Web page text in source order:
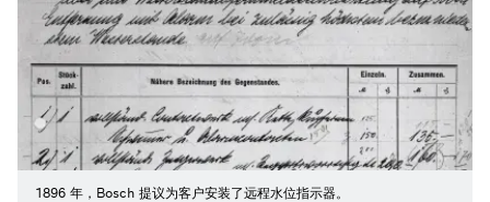
1896 年，Bosch 提议为客户安装了远程水位指示器。